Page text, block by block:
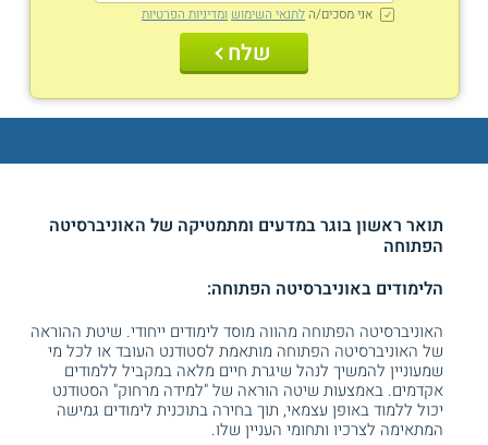
אני מסכים/ה לתנאי השימוש ומדיניות הפרטיות
שלח
תואר ראשון בוגר במדעים ומתמטיקה של האוניברסיטה
הפתוחה
הלימודים באוניברסיטה הפתוחה:
האוניברסיטה הפתוחה מהווה מוסד לימודים ייחודי. שיטת ההוראה
של האוניברסיטה הפתוחה מותאמת לסטודנט העובד או לכל מי
שמעוניין להמשיך לנהל שיגרת חיים מלאה במקביל ללמודים
אקדמים. באמצעות שיטה הוראה של "למידה מרחוק" הסטודנט
יכול ללמוד באופן עצמאי, תוך בחירה בתוכנית לימודים גמישה
המתאימה לצרכיו ותחומי העניין שלו.